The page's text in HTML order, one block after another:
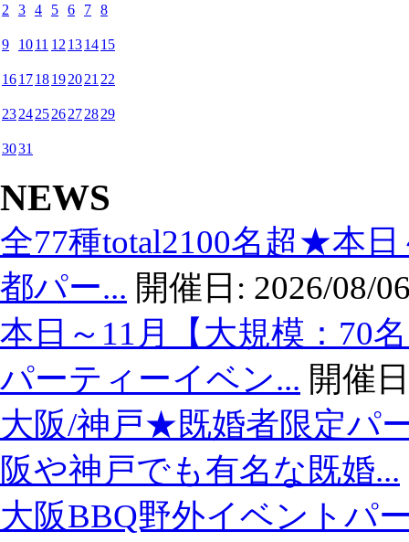
2 3 4 5 6 7 8
9 1011 12 131415
161718192021 22
23242526272829
3031
NEWS
全77種total2100名超★本
都パー... 開催日: 2026/08/
本日～11月【大規模：70
パーティーイベン... 開催
大阪/神戸★既婚者限定パ
阪や神戸でも有名な既婚...
大阪BBQ野外イベントパ